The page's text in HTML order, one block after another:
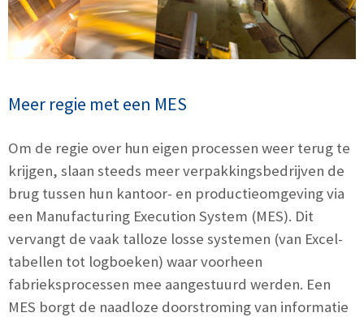
Meer regie met een MES
Om de regie over hun eigen processen weer terug te
krijgen, slaan steeds meer verpakkingsbedrijven de
brug tussen hun kantoor- en productieomgeving via
een Manufacturing Execution System (MES). Dit
vervangt de vaak talloze losse systemen (van Excel-
tabellen tot logboeken) waar voorheen
fabrieksprocessen mee aangestuurd werden. Een
MES borgt de naadloze doorstroming van informatie